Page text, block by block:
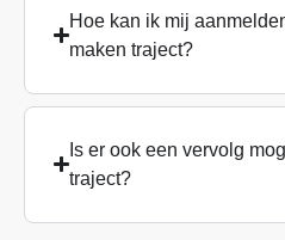
Hoe kan ik mij
maken traject?
Is er ook een vervolg
traject?